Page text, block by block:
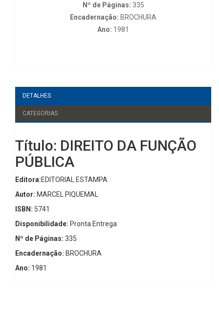
Nº de Páginas: 335
Encadernação: BROCHURA
Ano: 1981
DETALHES
CATEGORIAS
Título: DIREITO DA FUNÇÃO
PÚBLICA
Editora:EDITORIAL ESTAMPA
Autor: MARCEL PIQUEMAL
ISBN: 5741
Disponibilidade: Pronta Entrega
Nº de Páginas: 335
Encadernação: BROCHURA
Ano: 1981